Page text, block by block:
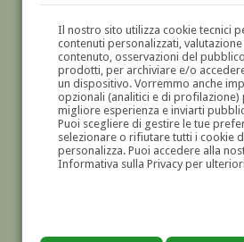
Il nostro sito utilizza cookie tecnici
contenuti personalizzati,
contenuto, osservazioni del
prodotti, per archiviare e/o
un dispositivo. Vorremmo anche
opzionali (analitici e di
migliore esperienza e inviarti
Puoi scegliere di gestire le tue
selezionare o rifiutare tutti i cookie
personalizza. Puoi accedere alla
Informativa sulla Privacy per
GALLERIAD'ARTE
DIPINTI E SCULTURE